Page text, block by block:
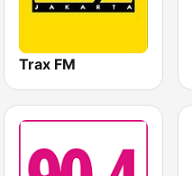
Trax FM